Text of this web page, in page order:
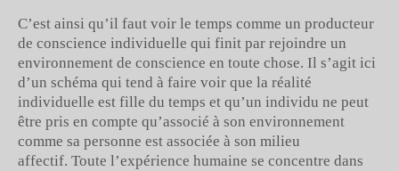
C’est ainsi qu’il faut voir le temps comme un producteur
de conscience individuelle qui finit par rejoindre un
environnement de conscience en toute chose. Il s’agit ici
d’un schéma qui tend à faire voir que la réalité
individuelle est fille du temps et qu’un individu ne peut
être pris en compte qu’associé à son environnement
comme sa personne est associée à son milieu
affectif. Toute l’expérience humaine se concentre dans